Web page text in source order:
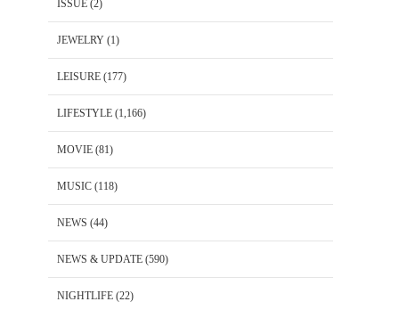
ISSUE (2)
JEWELRY (1)
LEISURE (177)
LIFESTYLE (1,166)
MOVIE (81)
MUSIC (118)
NEWS (44)
NEWS & UPDATE (590)
NIGHTLIFE (22)